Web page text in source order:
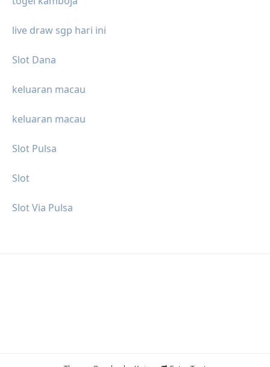
live draw sgp hari ini
Slot Dana
keluaran macau
keluaran macau
Slot Pulsa
Slot
Slot Via Pulsa